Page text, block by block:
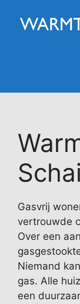
naar
Gasvrij
vertrouwde
Over een
Niemand
gas. Alle
een